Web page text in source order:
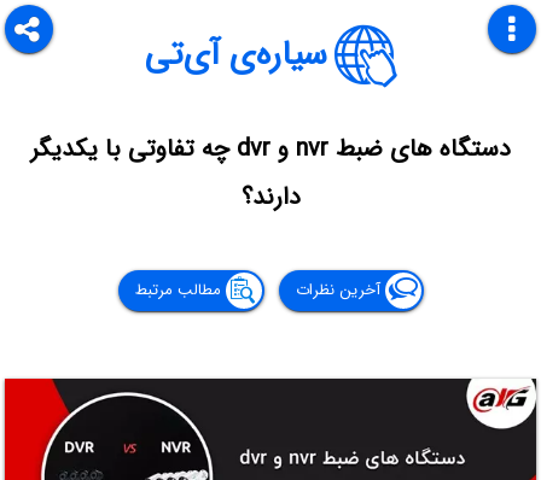
سیاره‌ی آی‌تی
دستگاه های ضبط nvr و dvr چه تفاوتی با یکدیگر
دارند؟
آخرین نظرات مطالب مرتبط